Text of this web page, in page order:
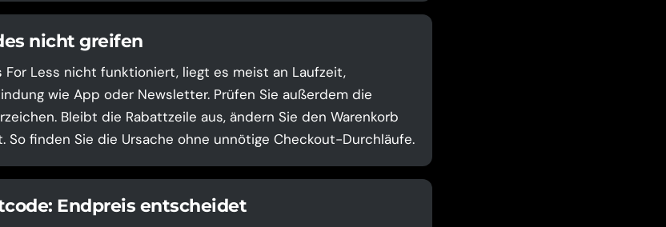
nicht greifen
For Less nicht funktioniert, liegt es meist an Laufzeit,
wie App oder Newsletter. Prüfen Sie außerdem die
Bleibt die Rabattzeile aus, ändern Sie den Warenkorb
finden Sie die Ursache ohne unnötige Checkout-Durchläufe.
Endpreis entscheidet